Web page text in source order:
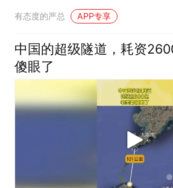
该如何借基建腾飞？
有态度的严总 APP专享
中国的超级隧道，耗资
傻眼了